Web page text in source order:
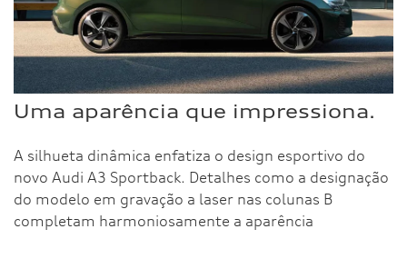
Uma aparência que impressiona.
A silhueta dinâmica enfatiza o design esportivo do
novo Audi A3 Sportback. Detalhes como a designação
do modelo em gravação a laser nas colunas B
completam harmoniosamente a aparência